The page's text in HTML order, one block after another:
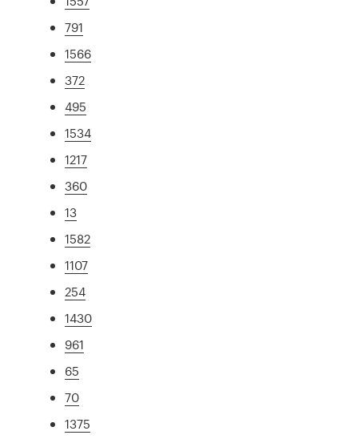
791
1566
372
495
1534
1217
360
13
1582
1107
254
1430
961
65
70
1375